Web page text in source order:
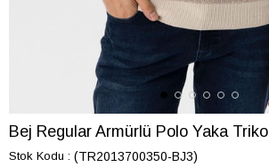
Bej Regular Armürlü Polo Yaka Triko
Stok Kodu (TR2013700350-BJ3)